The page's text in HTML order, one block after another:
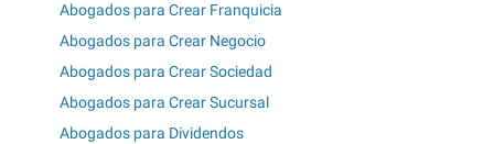
Abogados para Crear Franquicia
Abogados para Crear Negocio
Abogados para Crear Sociedad
Abogados para Crear Sucursal
Abogados para Dividendos